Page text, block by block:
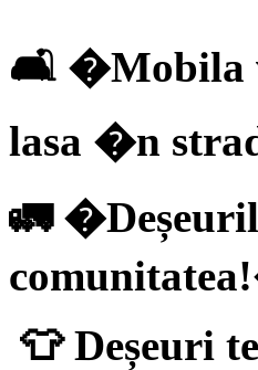
🛋 �Mobila
lasa �n
🚛
👕 Deșeuri